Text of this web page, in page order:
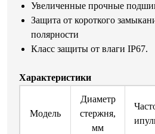
Увеличенные прочные
Защита от короткого
полярности
Класс защиты от влаги IP67.
Характеристики
Модель
Диаметр
стержня,
мм